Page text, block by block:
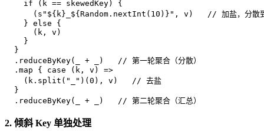
if (k == skewedKey) {
      (
s" ${k} ${Random.nextInt(10)} " , v) // 加盐，分
    }
else {
      (k, v)
    }
  }
  .reduceByKey(_ + _)
// 第一轮聚合（分散）
  .map {
case (k, v) =>
    (k.split(
"_" )( 0 ), v) // 去盐
  }
  .reduceByKey(_ + _)
// 第二轮聚合（汇总）
2. 倾斜 Key 单独处理